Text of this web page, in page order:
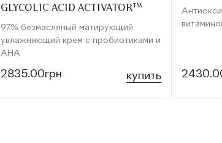
GLYCOLIC ACID ACTIVATOR™
97% безмасляный матирующий
увлажняющий крем с пробиотиками и
AHA
2835.00грн купить